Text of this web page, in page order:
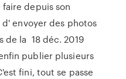
depuis son
envoyer des photos
de la 18 déc. 2019
publier plusieurs
fini, tout se passe